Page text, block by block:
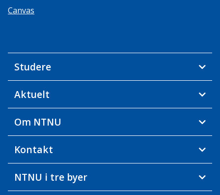
Canvas
Studere
Aktuelt
Om NTNU
Kontakt
NTNU i tre byer